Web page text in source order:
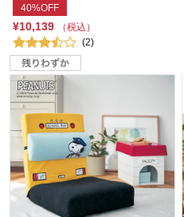
40%OFF
¥10,139
（税込）
(2)